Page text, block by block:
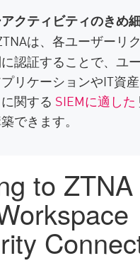
クティビティのきめ
は、各ユーザーリ
に認証することで、ユ
リケーションやIT資
関する SIEMに適した
できます。
to ZTNA